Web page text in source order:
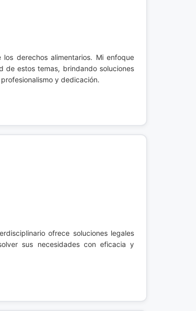
derechos alimentarios. Mi enfoque
de estos temas, brindando soluciones
y dedicación.
ofrece soluciones legales
sus necesidades con eficacia y